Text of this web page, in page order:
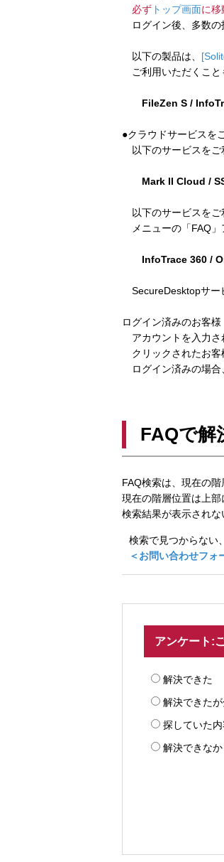
必ず トップ画面に移
ログイン後、多数の
以下の製品は、
ご利用いただくこと
FileZen S /
●クラウドサービスを
以下のサービスをご
Mark II Cloud /
以下のサービスをご
メニューの「FAQ」
InfoTrace 360 /
SecureDesktopサー
ログイン済みのお客様
アカウントを入力さ
クリックされたお客
ログイン済みの場合
FAQで解
FAQ検索は、現在の階
現在の階層位置は上部
検索結果が表示され
検索で見つからない
＜お問い合わせフォ
アンケート:
解決できた
解決できた
探していた
解決できな